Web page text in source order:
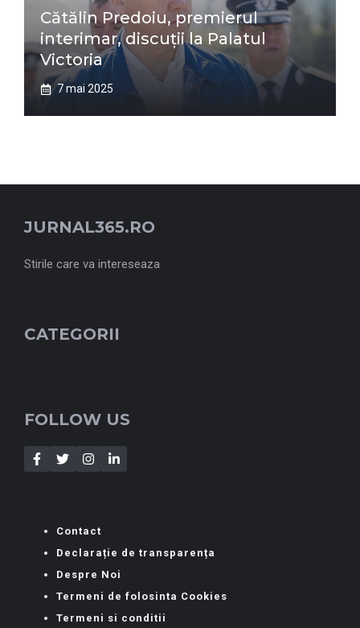
Cătălin Predoiu, premierul
interimar, discuții la Palatul
Victoria
7 mai 2025
JURNAL365.RO
Stirile care va intereseaza
CATEGORII
FOLLOW US
Contact
Declarație de transparența
Despre Noi
Termeni de folosinta Cookies
Termeni si conditii